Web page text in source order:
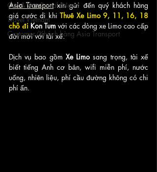
Car & Van Rental, News
Travel Vietnam
Customer/Khách hàng Asia Transport
Asia Transport xin gửi đến quý khách hàng
giá cước di khi Thuê Xe Limo 9, 11, 16, 18
chỗ đi Kon Tum với các dòng xe Limo cao cấp
đời mới với tài xế.
Dịch vụ bao gồm Xe Limo sang trọng, tài xế
biết tiếng Anh cơ bản, wifi miễn phí, nước
uống, nhiên liệu, phí cầu đường không có chi
phí ẩn.